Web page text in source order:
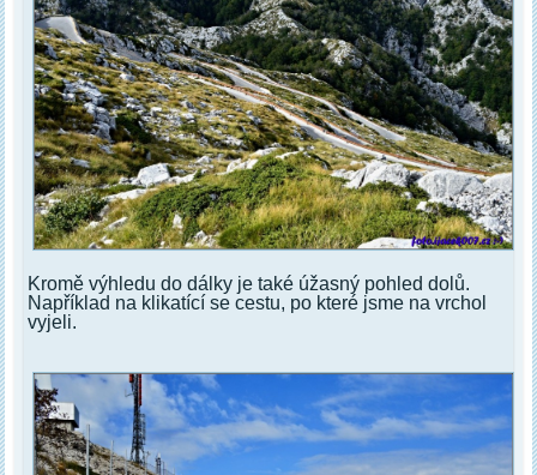
Kromě výhledu do dálky je také úžasný pohled dolů.
Například na klikatící se cestu, po které jsme na vrchol
vyjeli.